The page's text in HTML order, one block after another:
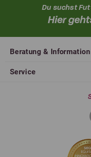
Du suchst
Hier
Beratung & Information
Service